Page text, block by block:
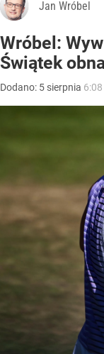
Jan Wróbel
Wróbel:
Świątek
Dodano: 5 sierpnia 6:08